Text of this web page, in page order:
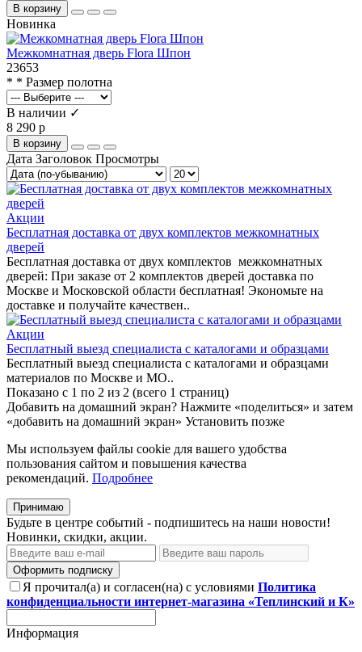
В корзину
Новинка
Межкомнатная дверь Flora Шпон
23653
* * Размер полотна
В наличии ✓
8 290 р
В корзину
Дата Заголовок Просмотры
Акции
Бесплатная доставка от двух комплектов межкомнатных
дверей
Бесплатная доставка от двух комплектов межкомнатных
дверей: При заказе от 2 комплектов дверей доставка по
Москве и Московской области бесплатная! Экономьте на
доставке и получайте качествен..
Акции
Бесплатный выезд специалиста с каталогами и образцами
Бесплатный выезд специалиста с каталогами и образцами
материалов по Москве и МО..
Показано с 1 по 2 из 2 (всего 1 страниц)
Добавить на домашний экран? Нажмите «поделиться» и затем
«добавить на домашний экран» Установить позже
Мы используем файлы cookie для вашего удобства
пользования сайтом и повышения качества
рекомендаций. Подробнее
Принимаю
Будьте в центре событий - подпишитесь на наши новости!
Новинки, скидки, акции.
Оформить подписку
Я прочитал(а) и согласен(на) с условиями Политика
конфиденциальности интернет-магазина «Теплинский и К»
Информация